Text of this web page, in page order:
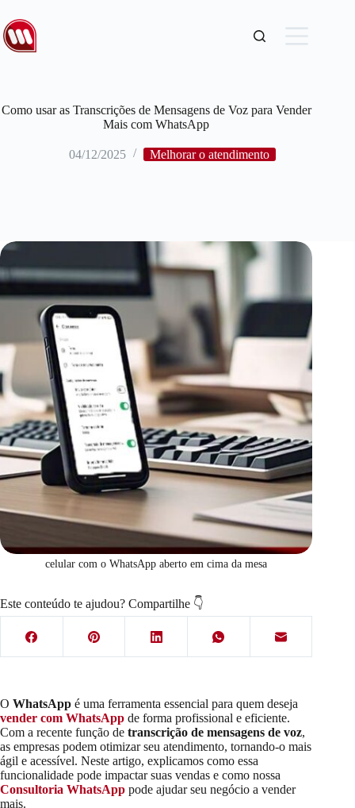
Como usar as Transcrições de Mensagens de Voz para Vender
Mais com WhatsApp
04/12/2025 Melhorar o atendimento
celular com o WhatsApp aberto em cima da mesa
Este conteúdo te ajudou? Compartilhe 👇
O WhatsApp é uma ferramenta essencial para quem deseja
vender com WhatsApp de forma profissional e eficiente.
Com a recente função de transcrição de mensagens de voz,
as empresas podem otimizar seu atendimento, tornando-o mais
ágil e acessível. Neste artigo, explicamos como essa
funcionalidade pode impactar suas vendas e como nossa
Consultoria WhatsApp pode ajudar seu negócio a vender
mais.